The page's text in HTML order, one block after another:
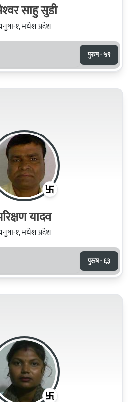
साहु सुडी
१, मधेश प्रदेश
पुरुष · ५९
यादव
१, मधेश प्रदेश
पुरुष · ६३